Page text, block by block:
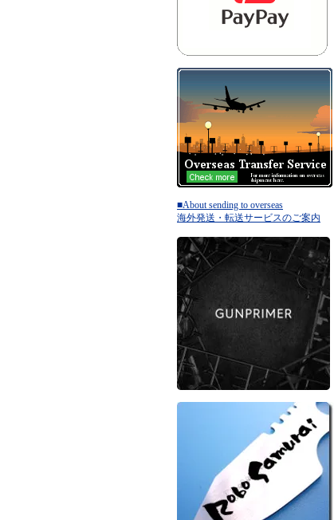
■About sending to overseas
海外発送・転送サービスのご案内